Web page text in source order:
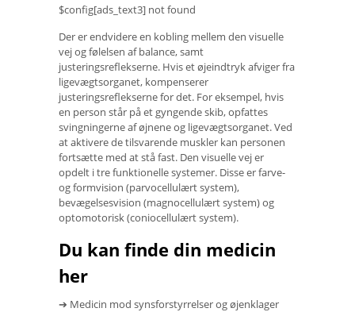
$config[ads_text3] not found
Der er endvidere en kobling mellem den visuelle
vej og følelsen af ​​balance, samt
justeringsreflekserne. Hvis et øjeindtryk afviger fra
ligevægtsorganet, kompenserer
justeringsreflekserne for det. For eksempel, hvis
en person står på et gyngende skib, opfattes
svingningerne af øjnene og ligevægtsorganet. Ved
at aktivere de tilsvarende muskler kan personen
fortsætte med at stå fast. Den visuelle vej er
opdelt i tre funktionelle systemer. Disse er farve-
og formvision (parvocellulært system),
bevægelsesvision (magnocellulært system) og
optomotorisk (coniocellulært system).
Du kan finde din medicin
her
➔ Medicin mod synsforstyrrelser og øjenklager